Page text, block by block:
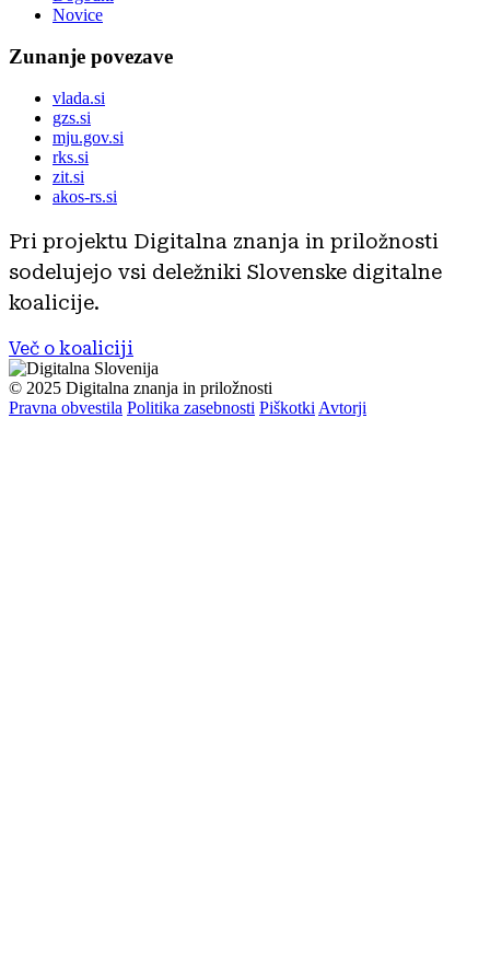
Novice
Zunanje povezave
vlada.si
gzs.si
mju.gov.si
rks.si
zit.si
akos-rs.si
Pri projektu Digitalna znanja in priložnosti
sodelujejo vsi deležniki Slovenske digitalne
koalicije.
Več o koaliciji
© 2025 Digitalna znanja in priložnosti
Pravna obvestila Politika zasebnosti Piškotki Avtorji